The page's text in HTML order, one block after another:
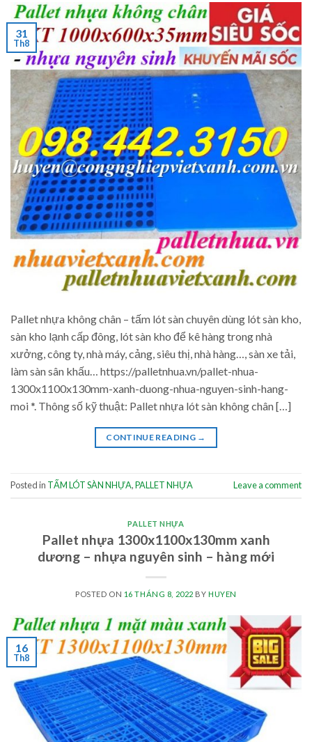
31
Th8
Pallet nhựa không chân – tấm lót sàn chuyên dùng lót sàn kho,
sàn kho lạnh cấp đông, lót sàn kho để kê hàng trong nhà
xưởng, công ty, nhà máy, cảng, siêu thị, nhà hàng…, sàn xe tải,
làm sàn sân khấu… https://palletnhua.vn/pallet-nhua-
1300x1100x130mm-xanh-duong-nhua-nguyen-sinh-hang-
moi *. Thông số kỹ thuật: Pallet nhựa lót sàn không chân […]
CONTINUE READING →
Posted in TẤM LÓT SÀN NHỰA,PALLET NHỰA Leave a comment
PALLET NHỰA
Pallet nhựa 1300x1100x130mm xanh
dương – nhựa nguyên sinh – hàng mới
POSTED ON 16 THÁNG 8, 2022 BY HUYEN
16
Th8